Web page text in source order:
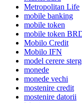
Metropolitan Life
mobile banking
mobile token
mobile token
Mobilo Credit
Mobilo IFN
model cerere
monede
monede vechi
mostenire credit
mostenire datorii